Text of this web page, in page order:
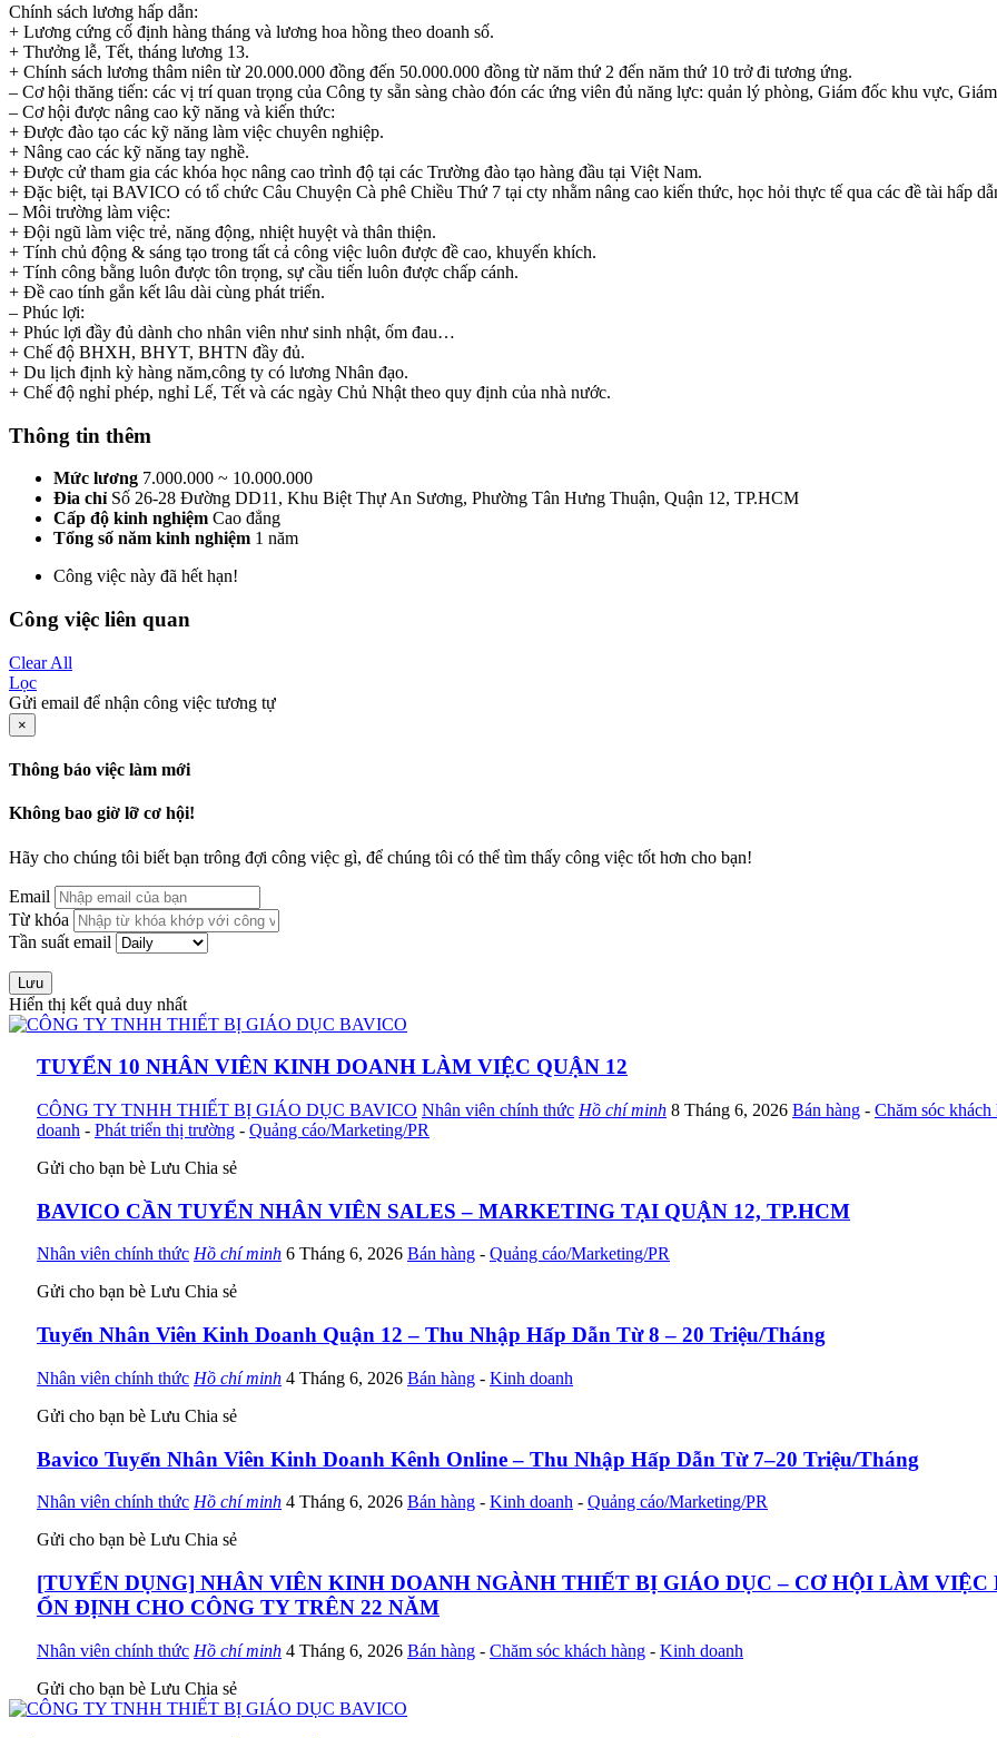
Chính sách lương hấp dẫn:
+ Lương cứng cố định hàng tháng và lương hoa hồng theo doanh số.
+ Thưởng lễ, Tết, tháng lương 13.
+ Chính sách lương thâm niên từ 20.000.000 đồng đến 50.000.000 đồng từ năm thứ 2 đến năm thứ 10 trở đi tương ứng.
– Cơ hội thăng tiến: các vị trí quan trọng của Công ty sẵn sàng chào đón các ứng viên đủ năng lực: quản lý phòng, Giám đốc khu vực,
– Cơ hội được nâng cao kỹ năng và kiến thức:
+ Được đào tạo các kỹ năng làm việc chuyên nghiệp.
+ Nâng cao các kỹ năng tay nghề.
+ Được cử tham gia các khóa học nâng cao trình độ tại các Trường đào tạo hàng đầu tại Việt Nam.
+ Đặc biệt, tại BAVICO có tổ chức Câu Chuyện Cà phê Chiều Thứ 7 tại cty nhằm nâng cao kiến thức, học hỏi thực tế qua các đề tài hấp
– Môi trường làm việc:
+ Đội ngũ làm việc trẻ, năng động, nhiệt huyệt và thân thiện.
+ Tính chủ động & sáng tạo trong tất cả công việc luôn được đề cao, khuyến khích.
+ Tính công bằng luôn được tôn trọng, sự cầu tiến luôn được chấp cánh.
+ Đề cao tính gắn kết lâu dài cùng phát triển.
– Phúc lợi:
+ Phúc lợi đầy đủ dành cho nhân viên như sinh nhật, ốm đau…
+ Chế độ BHXH, BHYT, BHTN đầy đủ.
+ Du lịch định kỳ hàng năm,công ty có lương Nhân đạo.
+ Chế độ nghỉ phép, nghỉ Lế, Tết và các ngày Chủ Nhật theo quy định của nhà nước.
Thông tin thêm
Mức lương 7.000.000 ~ 10.000.000
Đia chỉ Số 26-28 Đường DD11, Khu Biệt Thự An Sương, Phường Tân Hưng Thuận, Quận 12, TP.HCM
Cấp độ kinh nghiệm Cao đẳng
Tổng số năm kinh nghiệm 1 năm
Công việc này đã hết hạn!
Công việc liên quan
Clear All
Lọc
Gửi email để nhận công việc tương tự
×
Thông báo việc làm mới
Không bao giờ lỡ cơ hội!
Hãy cho chúng tôi biết bạn trông đợi công việc gì, để chúng tôi có thể tìm thấy công việc tốt hơn cho bạn!
Email
Từ khóa
Tần suất email
Lưu
Hiển thị kết quả duy nhất
TUYỂN 10 NHÂN VIÊN KINH DOANH LÀM VIỆC QUẬN 12
CÔNG TY TNHH THIẾT BỊ GIÁO DỤC BAVICO Nhân viên chính thức Hồ chí minh 8 Tháng 6, 2026 Bán hàng - Chăm sóc khách
doanh - Phát triển thị trường - Quảng cáo/Marketing/PR
Gửi cho bạn bè Lưu Chia sẻ
BAVICO CẦN TUYỂN NHÂN VIÊN SALES – MARKETING TẠI QUẬN 12, TP.HCM
Nhân viên chính thức Hồ chí minh 6 Tháng 6, 2026 Bán hàng - Quảng cáo/Marketing/PR
Gửi cho bạn bè Lưu Chia sẻ
Tuyển Nhân Viên Kinh Doanh Quận 12 – Thu Nhập Hấp Dẫn Từ 8 – 20 Triệu/Tháng
Nhân viên chính thức Hồ chí minh 4 Tháng 6, 2026 Bán hàng - Kinh doanh
Gửi cho bạn bè Lưu Chia sẻ
Bavico Tuyển Nhân Viên Kinh Doanh Kênh Online – Thu Nhập Hấp Dẫn Từ 7–20 Triệu/Tháng
Nhân viên chính thức Hồ chí minh 4 Tháng 6, 2026 Bán hàng - Kinh doanh - Quảng cáo/Marketing/PR
Gửi cho bạn bè Lưu Chia sẻ
[TUYỂN DỤNG] NHÂN VIÊN KINH DOANH NGÀNH THIẾT BỊ GIÁO DỤC – CƠ HỘI LÀM VIỆC
ỔN ĐỊNH CHO CÔNG TY TRÊN 22 NĂM
Nhân viên chính thức Hồ chí minh 4 Tháng 6, 2026 Bán hàng - Chăm sóc khách hàng - Kinh doanh
Gửi cho bạn bè Lưu Chia sẻ